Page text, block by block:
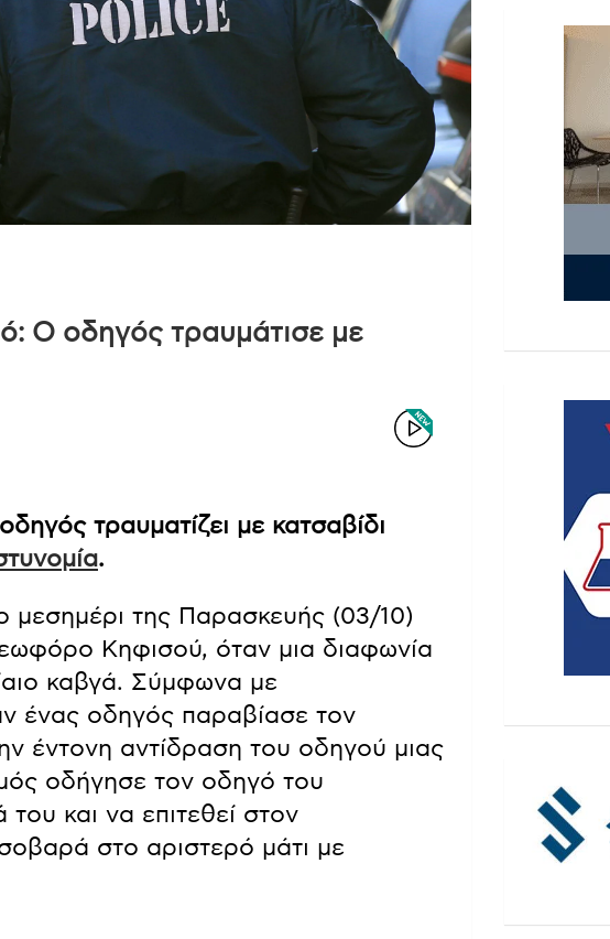
Ο οδηγός τραυμάτισε με
τραυματίζει με κατσαβίδι
.
μεσημέρι της Παρασκευής (03/10)
Κηφισού, όταν μια διαφωνία
καβγά. Σύμφωνα με
ένας οδηγός παραβίασε τον
έντονη αντίδραση του οδηγού μιας
οδήγησε τον οδηγό του
και να επιτεθεί στον
στο αριστερό μάτι με